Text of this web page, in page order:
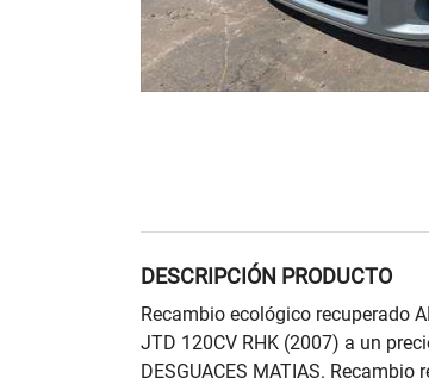
DESCRIPCIÓN PRODUCTO
Recambio ecológico recuperado
JTD 120CV RHK (2007) a un
DESGUACES MATIAS.